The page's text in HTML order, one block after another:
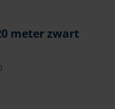
meter zwart